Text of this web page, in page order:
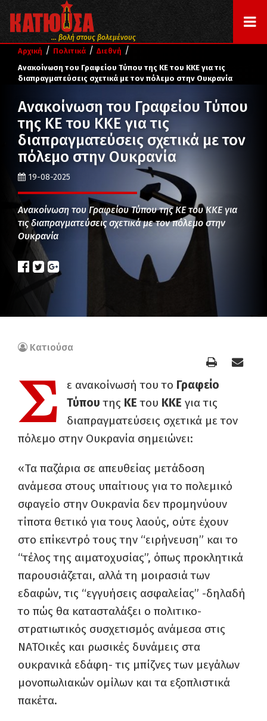
... βολή στους βολεμένους
Αρχική / Πολιτικά / Διεθνή /
Ανακοίνωση του Γραφείου Τύπου της ΚΕ του ΚΚΕ για τις
διαπραγματεύσεις σχετικά με τον πόλεμο στην Ουκρανία
Ανακοίνωση του Γραφείου Τύπου
της ΚΕ του ΚΚΕ για τις
διαπραγματεύσεις σχετικά με τον
πόλεμο στην Ουκρανία
19-08-2025
Ανακοίνωση του Γραφείου Τύπου της ΚΕ του ΚΚΕ για
τις διαπραγματεύσεις σχετικά με τον πόλεμο στην
Ουκρανία
Κατιούσα
Σ ε ανακοίνωσή του το Γραφείο
Τύπου της ΚΕ του ΚΚΕ για τις
διαπραγματεύσεις σχετικά με τον
πόλεμο στην Ουκρανία σημειώνει:
«Τα παζάρια σε απευθείας μετάδοση
ανάμεσα στους υπαίτιους για το πολεμικό
σφαγείο στην Ουκρανία δεν προμηνύουν
τίποτα θετικό για τους λαούς, ούτε έχουν
στο επίκεντρό τους την “ειρήνευση” και το
“τέλος της αιματοχυσίας”, όπως προκλητικά
παρουσιάζεται, αλλά τη μοιρασιά των
εδαφών, τις “εγγυήσεις ασφαλείας” -δηλαδή
το πώς θα κατασταλάξει ο πολιτικο-
στρατιωτικός συσχετισμός ανάμεσα στις
ΝΑΤΟικές και ρωσικές δυνάμεις στα
ουκρανικά εδάφη- τις μπίζνες των μεγάλων
μονοπωλιακών ομίλων και τα εξοπλιστικά
πακέτα.